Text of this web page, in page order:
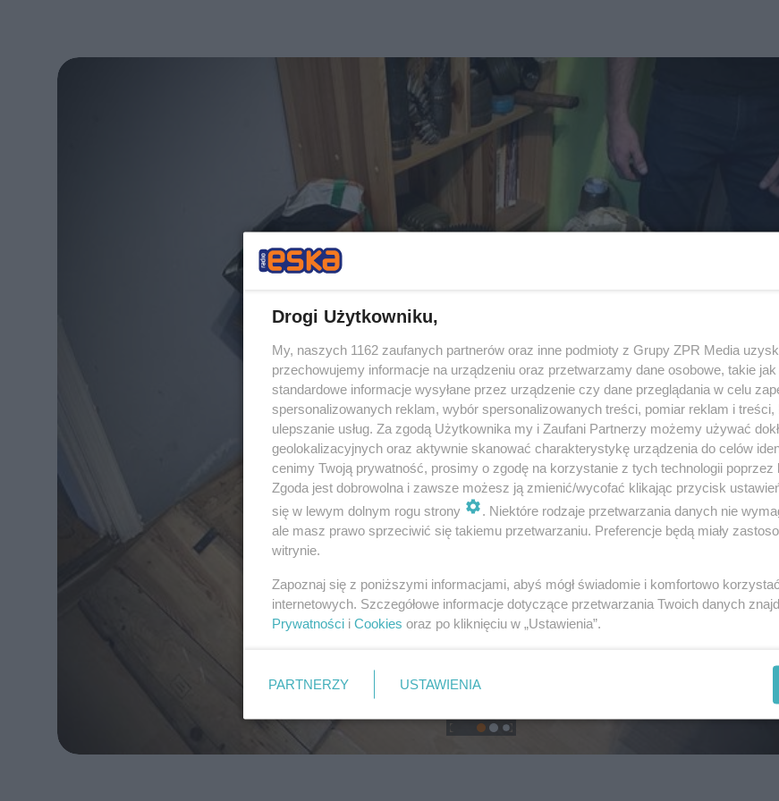
Drogi Użytkowniku,
My, naszych 1162 zaufanych partnerów oraz inne podmioty z Grupy ZPR Media
przechowujemy informacje na urządzeniu oraz przetwarzamy dane osobowe, takie
standardowe informacje wysyłane przez urządzenie czy dane przeglądania w celu
spersonalizowanych reklam, wybór spersonalizowanych treści, pomiar reklam i treści,
ulepszanie usług. Za zgodą Użytkownika my i Zaufani Partnerzy możemy używać
geolokalizacyjnych oraz aktywnie skanować charakterystykę urządzenia do celów
cenimy Twoją prywatność, prosimy o zgodę na korzystanie z tych technologii poprzez
Zgoda jest dobrowolna i zawsze możesz ją zmienić/wycofać klikając przycisk
się w lewym dolnym rogu strony
. Niektóre rodzaje przetwarzania danych nie
ale masz prawo sprzeciwić się takiemu przetwarzaniu. Preferencje będą miały
witrynie.
Zapoznaj się z poniższymi informacjami, abyś mógł świadomie i komfortowo
internetowych. Szczegółowe informacje dotyczące przetwarzania Twoich danych
Prywatności i Cookies oraz po kliknięciu w „Ustawienia”.
PARTNERZY USTAWIENIA